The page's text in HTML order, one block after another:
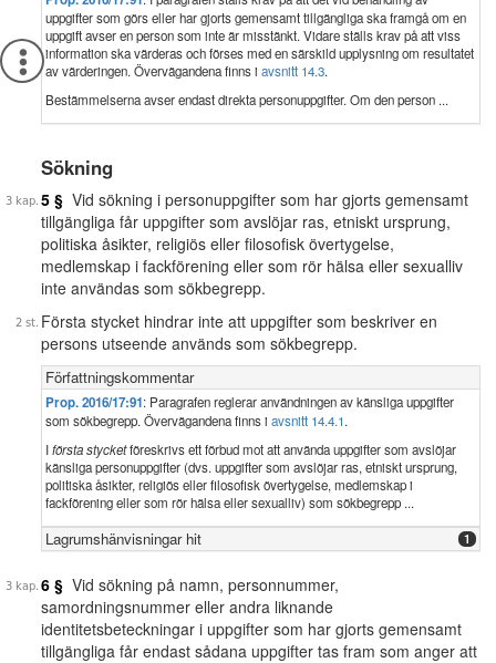
uppgifter som görs eller har gjorts gemensamt tillgängliga ska framgå om en
uppgift avser en person som inte är misstänkt. Vidare ställs krav på att viss
information ska värderas och förses med en särskild upplysning om resultatet
av värderingen. Övervägandena finns i avsnitt 14.3.
Bestämmelserna avser endast direkta personuppgifter. Om den person ...
Sökning
5 § Vid sökning i personuppgifter som har gjorts gemensamt
tillgängliga får uppgifter som avslöjar ras, etniskt ursprung,
politiska åsikter, religiös eller filosofisk övertygelse,
medlemskap i fackförening eller som rör hälsa eller sexualliv
inte användas som sökbegrepp.
Första stycket hindrar inte att uppgifter som beskriver en
persons utseende används som sökbegrepp.
Författningskommentar
Prop. 2016/17:91: Paragrafen reglerar användningen av känsliga uppgifter
som sökbegrepp. Övervägandena finns i avsnitt 14.4.1.
Iförsta stycketföreskrivs ett förbud mot att använda uppgifter som avslöjar
känsliga personuppgifter (dvs. uppgifter som avslöjar ras, etniskt ursprung,
politiska åsikter, religiös eller filosofisk övertygelse, medlemskap i
fackförening eller som rör hälsa eller sexualliv) som sökbegrepp ...
Lagrumshänvisningar hit 1
6 § Vid sökning på namn, personnummer,
samordningsnummer eller andra liknande
identitetsbeteckningar i uppgifter som har gjorts gemensamt
tillgängliga får endast sådana uppgifter tas fram som anger att